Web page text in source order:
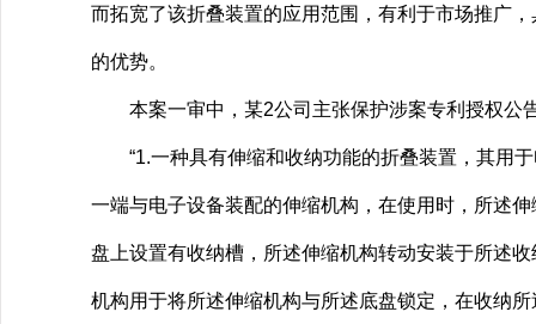
而拓宽了该折叠装置的应用范围，有利于市场推广
的优势。
本案一审中，某2公司主张保护涉案专利授权公
“1.一种具有伸缩和收纳功能的折叠装置，其用于
一端与电子设备装配的伸缩机构，在使用时，所述
盘上设置有收纳槽，所述伸缩机构转动安装于所述
机构用于将所述伸缩机构与所述底盘锁定，在收纳